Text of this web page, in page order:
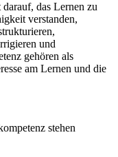
das Lernen zu
verstanden,
und
gehören als
am Lernen und die
stehen